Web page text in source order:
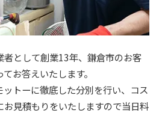
者として創業13年、鎌倉市のお客
お答えいたします。
ットーに徹底した分別を行い、コス
お見積もりをいたしますので当日料